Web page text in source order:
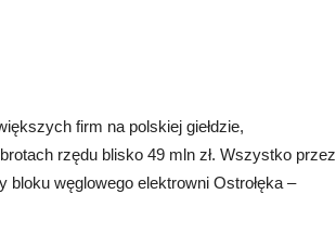
firm na polskiej giełdzie,
rzędu blisko 49 mln zł. Wszystko przez
węglowego elektrowni Ostrołęka –